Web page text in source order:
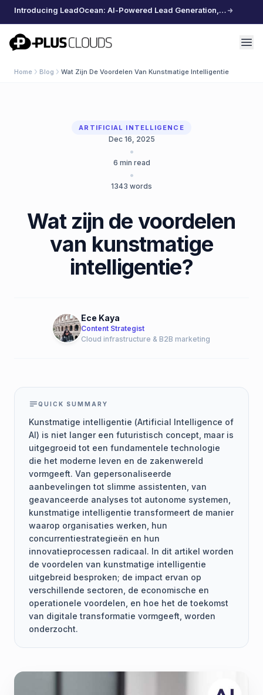
Introducing LeadOcean: AI-Powered Lead Generation, Curated Data, Effortless Scaling
PlusClouds
Home Blog Wat Zijn De Voordelen Van Kunstmatige Intelligentie
ARTIFICIAL INTELLIGENCE
Dec 16, 2025
•
6 min read
•
1343 words
Wat zijn de voordelen
van kunstmatige
intelligentie?
Ece Kaya
Content Strategist
Cloud infrastructure & B2B marketing
QUICK SUMMARY
Kunstmatige intelligentie (Artificial Intelligence of
AI) is niet langer een futuristisch concept, maar is
uitgegroeid tot een fundamentele technologie
die het moderne leven en de zakenwereld
vormgeeft. Van gepersonaliseerde
aanbevelingen tot slimme assistenten, van
geavanceerde analyses tot autonome systemen,
kunstmatige intelligentie transformeert de manier
waarop organisaties werken, hun
concurrentiestrategieën en hun
innovatieprocessen radicaal. In dit artikel worden
de voordelen van kunstmatige intelligentie
uitgebreid besproken; de impact ervan op
verschillende sectoren, de economische en
operationele voordelen, en hoe het de toekomst
van digitale transformatie vormgeeft, worden
onderzocht.